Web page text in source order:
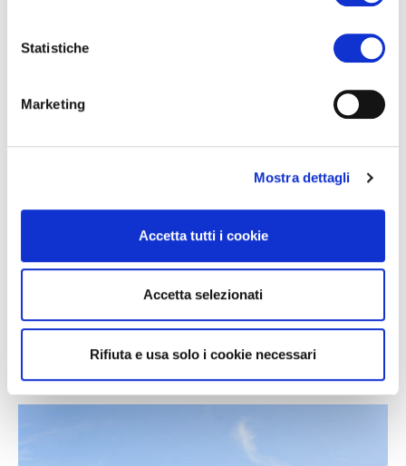
Statistiche
Marketing
Mostra dettagli
Accetta tutti i cookie
Accetta selezionati
Rifiuta e usa solo i cookie necessari
Autóval
Íme az összes információ és néhány tanács a forgalom
elkerülése érdekében.